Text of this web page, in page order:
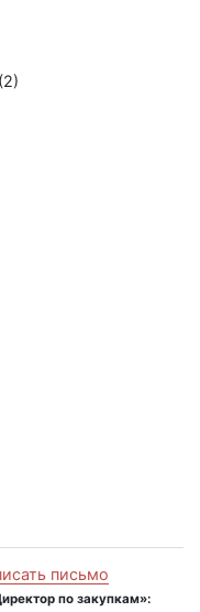
(2)
письмо
по закупкам»: